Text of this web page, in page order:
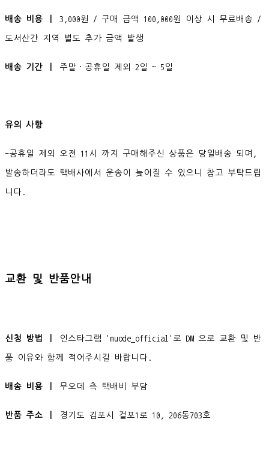
배송 비용 ㅣ 3,000원 / 구매 금액 100,000원 이상 시 무료배송 /
도서산간 지역 별도 추가 금액 발생
배송 기간 ㅣ 주말·공휴일 제외 2일 ~ 5일
유의 사항
-공휴일 제외 오전 11시 까지 구매해주신 상품은 당일배송 되며,
발송하더라도 택배사에서 운송이 늦어질 수 있으니 참고 부탁드립
니다.
교환 및 반품안내
신청 방법 ㅣ 인스타그램 'muode_official'로 DM 으로 교환 및 반
품 이유와 함께 적어주시길 바랍니다.
배송 비용 ㅣ 무오데 측 택배비 부담
반품 주소 ㅣ 경기도 김포시 걸포1로 10, 206동703호